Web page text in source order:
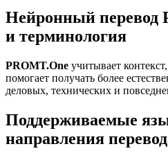
Нейронный перевод
и терминология
PROMT.One учитывает
помогает получать более
деловых, технических и
Поддерживаемые
направления